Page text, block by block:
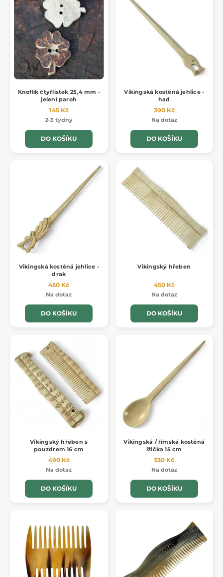
Knoflík čtyřlístek 25,4 mm -
jelení paroh
145 Kč
2-3 týdny
DO KOŠÍKU
Vikingská kostěná jehlice -
had
390 Kč
Na dotaz
DO KOŠÍKU
Vikingská kostěná jehlice -
drak
450 Kč
Na dotaz
DO KOŠÍKU
Vikingský hřeben
450 Kč
Na dotaz
DO KOŠÍKU
Vikingský hřeben s
pouzdrem 16 cm
490 Kč
Na dotaz
DO KOŠÍKU
Vikingská / římská kostěná
lžička 15 cm
330 Kč
Na dotaz
DO KOŠÍKU